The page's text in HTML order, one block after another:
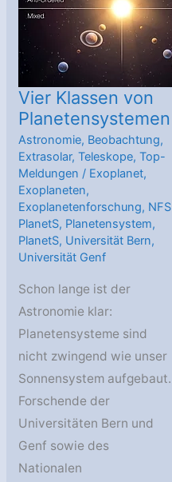
ein
bisschen
Vier Klassen von
Planetensystemen
Astronomie, Beobachtung,
Extrasolar,Teleskope,Top-
Meldungen / Exoplanet,
Exoplaneten,
Exoplanetenforschung, NFS
PlanetS, Planetensystem,
PlanetS, Universität Bern,
Universität Genf
Schon lange ist der
Astronomie klar:
Planetensysteme sind
nicht zwingend wie unser
Sonnensystem aufgebaut.
Forschende der
Universitäten Bern und
Genf sowie des
Nationalen